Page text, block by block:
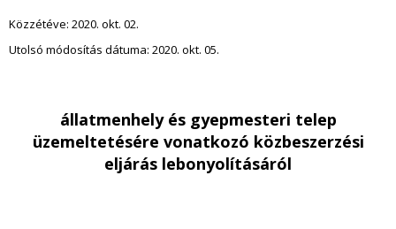
Közzétéve: 2020. okt. 02.
Utolsó módosítás dátuma: 2020. okt. 05.
állatmenhely és gyepmesteri telep
üzemeltetésére vonatkozó közbeszerzési
eljárás lebonyolításáról